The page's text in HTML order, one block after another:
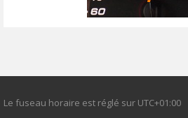
Le fuseau horaire est réglé sur UTC+01:00